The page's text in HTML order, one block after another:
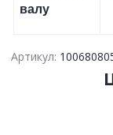
валу
Артикул: